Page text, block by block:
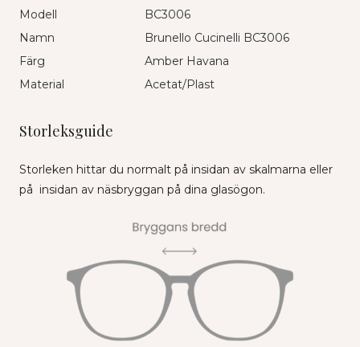
Modell
BC3006
Namn
Brunello Cucinelli BC3006
Färg
Amber Havana
Material
Acetat/Plast
Storleksguide
Storleken hittar du normalt på insidan av skalmarna eller
på insidan av näsbryggan på dina glasögon.